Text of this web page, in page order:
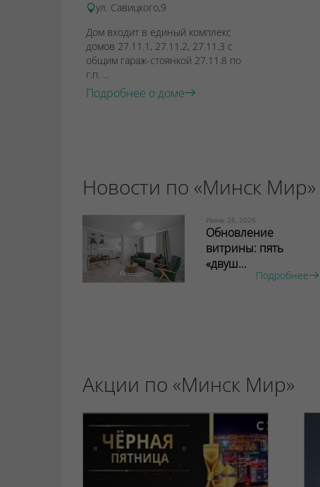
ул. Савицкого,9
Дом входит в единый комплекс
домов 27.11.1, 27.11.2, 27.11.3 с
общим гараж-стоянкой 27.11.8 по
г.п. ...
Подробнее о доме
Новости по «Минск Мир»
Июнь 26, 2026
Обновление
витрины: пять
«двуш...
Подробнее
Акции по «Минск Мир»